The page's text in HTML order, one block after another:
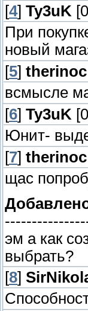
[4] Ty3uK
При
новый
[5] therinoc
всмысле
[6] Ty3uK
Юнит-
[7] therinoc
щас
эм а как
выбрать?
[8]